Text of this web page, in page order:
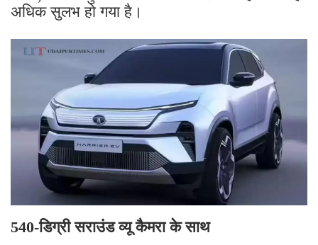
अधिक सुलभ हो गया है।
540-डिग्री सराउंड व्यू कैमरा के साथ